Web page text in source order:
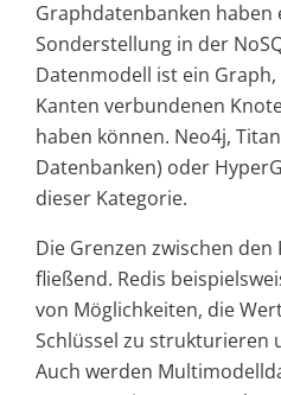
Graphdatenbanken haben
Sonderstellung in der
Datenmodell ist ein
Kanten verbundenen
haben können. Neo4j,
Datenbanken) oder
dieser Kategorie.
Die Grenzen zwischen
fließend. Redis
von Möglichkeiten, die
Schlüssel zu strukturieren
Auch werden